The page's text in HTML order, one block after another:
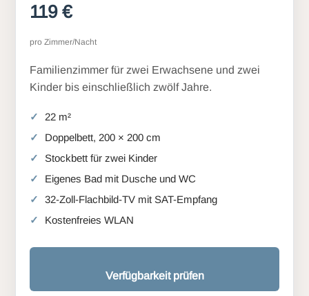
119 €
pro Zimmer/Nacht
Familienzimmer für zwei Erwachsene und zwei
Kinder bis einschließlich zwölf Jahre.
22 m²
Doppelbett, 200 × 200 cm
Stockbett für zwei Kinder
Eigenes Bad mit Dusche und WC
32-Zoll-Flachbild-TV mit SAT-Empfang
Kostenfreies WLAN
Verfügbarkeit prüfen